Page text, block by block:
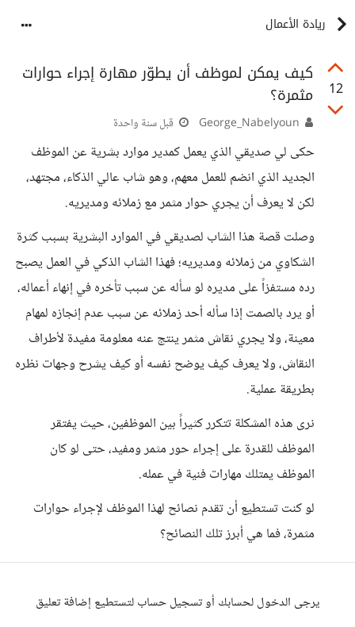
ريادة الأعمال
12
كيف يمكن لموظف أن يطوّر مهارة إجراء حوارات
مثمرة؟
قبل سنة واحدة
حكى لي صديقي الذي يعمل كمدير موارد بشرية عن الموظف
الجديد الذي انضم للعمل معهم، وهو شاب عالي الذكاء، مجتهد،
لكن لا يعرف أن يجري حوار مثمر مع زملائه ومديريه.
وصلت قصة هذا الشاب لصديقي في الموارد البشرية بسبب كثرة
الشكاوي من زملائه ومديريه؛ فهذا الشاب الذكي في العمل يصبح
رده مستفزاً على مديره لو سأله عن سبب تأخره في إنهاء أعماله،
أو يرد بالصمت إذا سأله أحد زملائه عن سبب عدم إنجازه لمهام
معينة، ولا يجري نقاش مثمر ينتج عنه معلومة مفيدة لأطراف
النقاش، ولا يعرف كيف يوضح نفسه أو كيف يشرح وجهات نظره
بطريقة عملية.
نرى هذه المشكلة تتكرر كثيراً بين الموظفين، حيث يفتقر
الموظف للقدرة على إجراء حور مثمر ومفيد، حتى لو كان
الموظف يمتلك مهارات فنية في عمله.
لو كنت تستطيع أن تقدم نصائح لهذا الموظف لإجراء حوارات
مثمرة، فما هي أبرز تلك النصائح؟
يرجى الدخول لحسابك أو تسجيل حساب لتستطيع إضافة تعليق